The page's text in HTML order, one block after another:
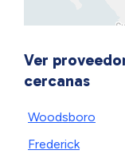
Ver
cercanas
Woodsboro
Frederick